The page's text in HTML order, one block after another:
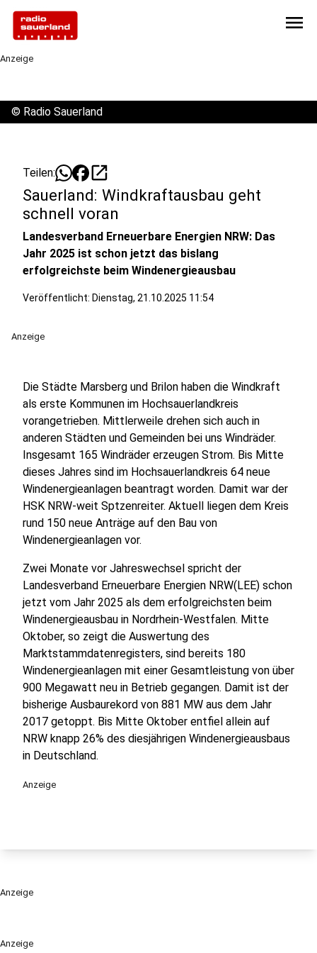
menu
Anzeige
Anzeige
© Radio Sauerland
Teilen: open_in_new
Sauerland: Windkraftausbau geht
schnell voran
Landesverband Erneuerbare Energien NRW: Das
Jahr 2025 ist schon jetzt das bislang
erfolgreichste beim Windenergieausbau
Veröffentlicht: Dienstag, 21.10.2025 11:54
Anzeige
Die Städte Marsberg und Brilon haben die Windkraft
als erste Kommunen im Hochsauerlandkreis
vorangetrieben. Mittlerweile drehen sich auch in
anderen Städten und Gemeinden bei uns Windräder.
Insgesamt 165 Windräder erzeugen Strom. Bis Mitte
dieses Jahres sind im Hochsauerlandkreis 64 neue
Windenergieanlagen beantragt worden. Damit war der
HSK NRW-weit Sptzenreiter. Aktuell liegen dem Kreis
rund 150 neue Anträge auf den Bau von
Windenergieanlagen vor.
Zwei Monate vor Jahreswechsel spricht der
Landesverband Erneuerbare Energien NRW(LEE) schon
jetzt vom Jahr 2025 als dem erfolgreichsten beim
Windenergieausbau in Nordrhein-Westfalen. Mitte
Oktober, so zeigt die Auswertung des
Marktstammdatenregisters, sind bereits 180
Windenergieanlagen mit einer Gesamtleistung von über
900 Megawatt neu in Betrieb gegangen. Damit ist der
bisherige Ausbaurekord von 881 MW aus dem Jahr
2017 getoppt. Bis Mitte Oktober entfiel allein auf
NRW knapp 26% des diesjährigen Windenergieausbaus
in Deutschland.
Anzeige
Anzeige